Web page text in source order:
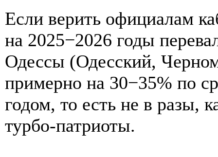
Если верить официалам
на 2025−2026 годы
Одессы (Одесский,
примерно на 30−35% по
годом, то есть не в разы,
турбо-патриоты.